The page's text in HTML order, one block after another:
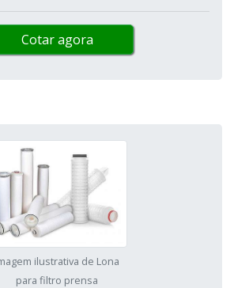
Cotar agora
ilustrativa de Lona
para filtro prensa